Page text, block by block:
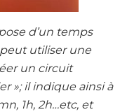
d’un temps
utiliser une
un circuit
»; il indique ainsi à
1h, 2h…etc, et